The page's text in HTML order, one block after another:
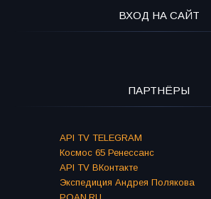
ВХОД НА САЙТ
ПАРТНЁРЫ
API TV TELEGRAM
Космос 65 Ренессанс
API TV ВКонтакте
Экспедиция Андрея Полякова